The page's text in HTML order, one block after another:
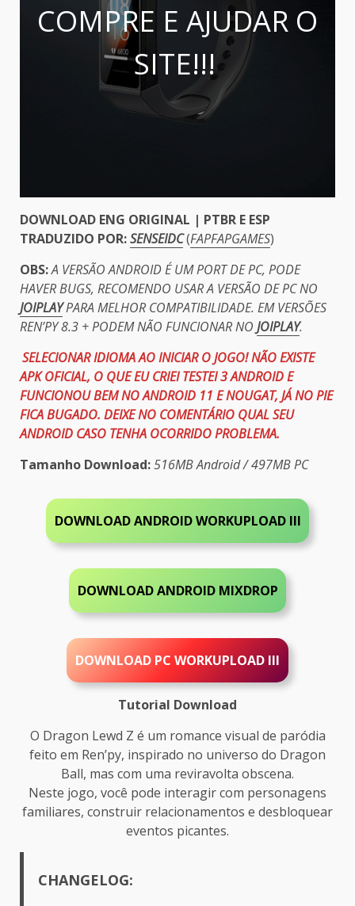
COMPRE E AJUDAR O
SITE!!!
DOWNLOAD ENG ORIGINAL | PTBR E ESP
TRADUZIDO POR:SENSEIDC(FAPFAPGAMES)
OBS:A VERSÃO ANDROID É UM PORT DE PC, PODE
HAVER BUGS, RECOMENDO USAR A VERSÃO DE PC NO
JOIPLAYPARA MELHOR COMPATIBILIDADE. EM VERSÕES
REN’PY 8.3 + PODEM NÃO FUNCIONAR NO JOIPLAY.
SELECIONAR IDIOMA AO INICIAR O JOGO! NÃO EXISTE
APK OFICIAL, O QUE EU CRIEI TESTEI 3 ANDROID E
FUNCIONOU BEM NO ANDROID 11 E NOUGAT, JÁ NO PIE
FICA BUGADO. DEIXE NO COMENTÁRIO QUAL SEU
ANDROID CASO TENHA OCORRIDO PROBLEMA.
Tamanho Download:516MB Android / 497MB PC
DOWNLOAD ANDROIDWORKUPLOAD III
DOWNLOAD ANDROID MIXDROP
DOWNLOAD PC WORKUPLOAD III
Tutorial Download
O Dragon Lewd Z é um romance visual de paródia
feito em Ren’py, inspirado no universo do Dragon
Ball, mas com uma reviravolta obscena.
Neste jogo, você pode interagir com personagens
familiares, construir relacionamentos e desbloquear
eventos picantes.
CHANGELOG: